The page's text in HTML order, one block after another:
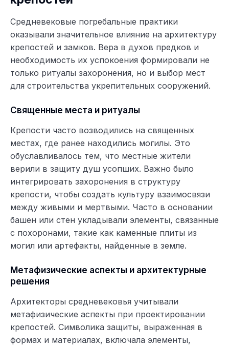
Средневековые погребальные практики
оказывали значительное влияние на архитектуру
крепостей и замков. Вера в духов предков и
необходимость их успокоения формировали не
только ритуалы захоронения, но и выбор мест
для строительства укрепительных сооружений.
Священные места и ритуалы
Крепости часто возводились на священных
местах, где ранее находились могилы. Это
обуславливалось тем, что местные жители
верили в защиту душ усопших. Важно было
интегрировать захоронения в структуру
крепости, чтобы создать культуру взаимосвязи
между живыми и мертвыми. Часто в основании
башен или стен укладывали элементы, связанные
с похоронами, такие как каменные плиты из
могил или артефакты, найденные в земле.
Метафизические аспекты и архитектурные
решения
Архитекторы средневековья учитывали
метафизические аспекты при проектировании
крепостей. Символика защиты, выраженная в
формах и материалах, включала элементы,